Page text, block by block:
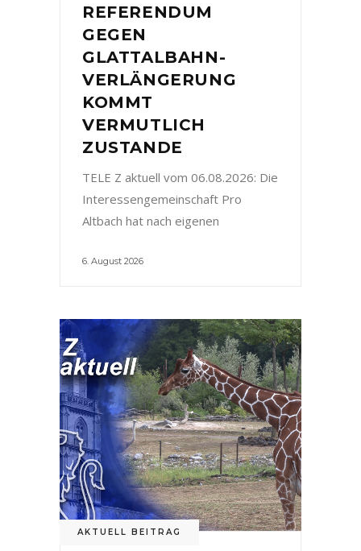
REFERENDUM
GEGEN
GLATTALBAHN-
VERLÄNGERUNG
KOMMT
VERMUTLICH
ZUSTANDE
TELE Z aktuell vom 06.08.2026: Die
Interessengemeinschaft Pro
Altbach hat nach eigenen
6. August 2026
AKTUELL BEITRAG